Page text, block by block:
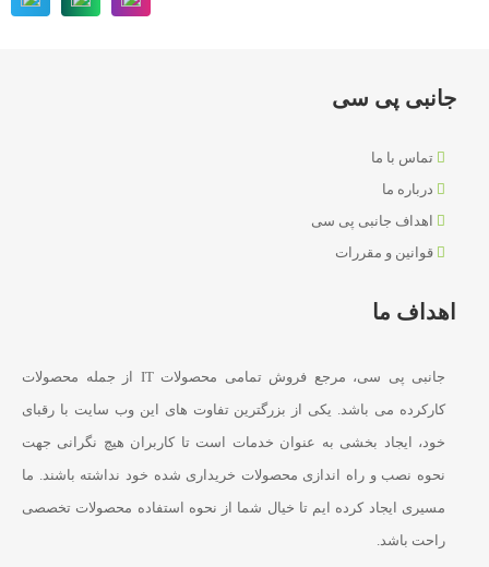
جانبی پی سی
تماس با ما
درباره ما
اهداف جانبی پی سی
قوانین و مقررات
اهداف ما
جانبی پی سی، مرجع فروش تمامی محصولات IT از جمله محصولات
کارکرده می باشد. یکی از بزرگترین تفاوت های این وب سایت با رقبای
خود، ایجاد بخشی به عنوان خدمات است تا کاربران هیچ نگرانی جهت
نحوه نصب و راه اندازی محصولات خریداری شده خود نداشته باشند. ما
مسیری ایجاد کرده ایم تا خیال شما از نحوه استفاده محصولات تخصصی
راحت باشد.